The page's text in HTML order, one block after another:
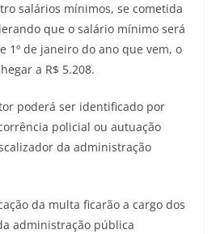
salários mínimos, se cometida
que o salário mínimo será
1º de janeiro do ano que vem, o
a R$ 5.208.
poderá ser identificado por
policial ou autuação
da administração
da multa ficarão a cargo dos
administração pública